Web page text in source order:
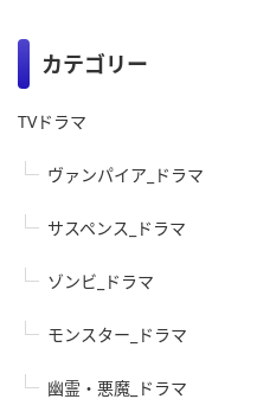
カテゴリー
TVドラマ
ヴァンパイア_ドラマ
サスペンス_ドラマ
ゾンビ_ドラマ
モンスター_ドラマ
幽霊・悪魔_ドラマ